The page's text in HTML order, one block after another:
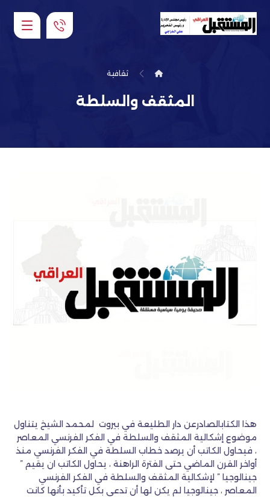
ثقافية
المثقف والسلطة
هذا الكتابالصادرعن دار الطليعة في بيروت لمحمد الشيخ يتناول
موضوع إشكالية المثقف والسلطة في الفكر الفرنسي المعاصر
، فيحاول الكاتب أن يرصد خطاب السلطة في الفكر ‏الفرنسي منذ
أواخر القرن الماضي حتى الفترة الراهنة ، يحاول الكاتب ان يقيم ”
جينالوجيا ” لإشكالية المثقف والسلطة في الفكر ‏الفرنسي
المعاصر ، جينالوجيا لم يكن لها أن تدعى بكل تأكيد بأنها كانت